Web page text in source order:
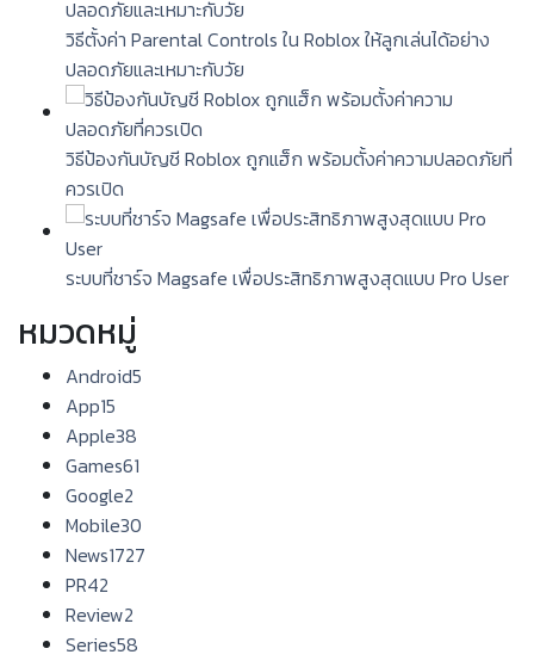
วิธีตั้งค่า Parental Controls ใน Roblox ให้ลูกเล่นได้อย่าง
ปลอดภัยและเหมาะกับวัย
วิธีป้องกันบัญชี Roblox ถูกแฮ็ก พร้อมตั้งค่าความปลอดภัยที่
ควรเปิด
ระบบที่ชาร์จ Magsafe เพื่อประสิทธิภาพสูงสุดแบบ Pro User
หมวดหมู่
Android5
App15
Apple38
Games61
Google2
Mobile30
News1727
PR42
Review2
Series58